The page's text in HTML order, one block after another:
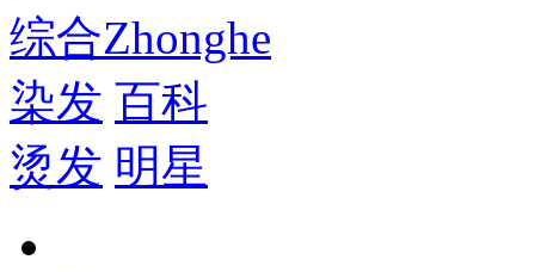
综合Zhonghe
染发 百科
烫发 明星